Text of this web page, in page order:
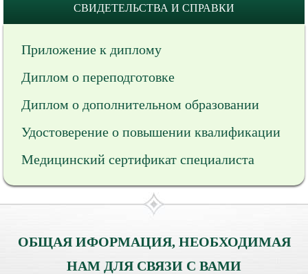
СВИДЕТЕЛЬСТВА И СПРАВКИ
Приложение к диплому
Диплом о переподготовке
Диплом о дополнительном образовании
Удостоверение о повышении квалификации
Медицинский сертификат специалиста
ОБЩАЯ ИФОРМАЦИЯ, НЕОБХОДИМАЯ
НАМ ДЛЯ СВЯЗИ С ВАМИ